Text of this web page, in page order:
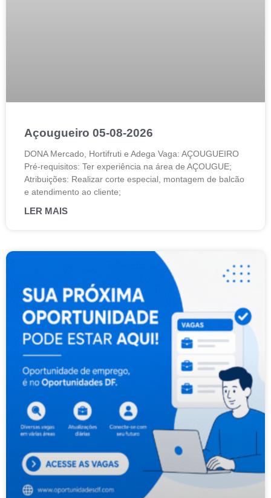
Açougueiro 05-08-2026
DONA Mercado, Hortifruti e Adega Vaga: AÇOUGUEIRO
Pré-requisitos: Ter experiência na área de AÇOUGUE;
Atribuições: Realizar corte especial, montagem de balcão
e atendimento ao cliente;
LER MAIS